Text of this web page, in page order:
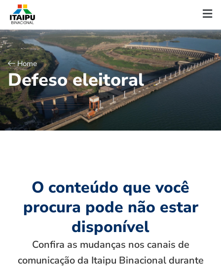
Home
Defeso eleitoral
O conteúdo que você
procura pode não estar
disponível
Confira as mudanças nos canais de
comunicação da Itaipu Binacional durante